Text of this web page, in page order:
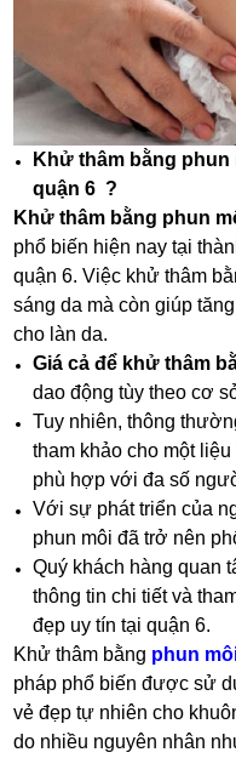
Khử thâm bằng
quận 6 ?
Khử thâm bằng phun
phổ biến hiện nay tại
quận 6. Việc khử thâm
sáng da mà còn giúp
cho làn da.
Giá cả để khử thâm
dao động tùy theo cơ
Tuy nhiên, thông
tham khảo cho một
phù hợp với đa số
Với sự phát triển của
phun môi đã trở nên
Quý khách hàng quan
thông tin chi tiết và
đẹp uy tín tại quận 6.
Khử thâm bằng phun
pháp phổ biến được sử
vẻ đẹp tự nhiên cho
do nhiều nguyên nhân